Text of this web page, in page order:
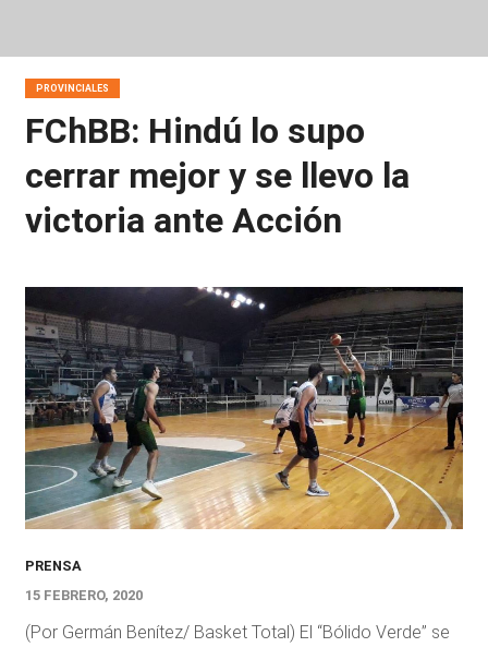
PROVINCIALES
FChBB: Hindú lo supo
cerrar mejor y se llevo la
victoria ante Acción
PRENSA
15 FEBRERO, 2020
(Por Germán Benítez/ Basket Total) El “Bólido Verde” se